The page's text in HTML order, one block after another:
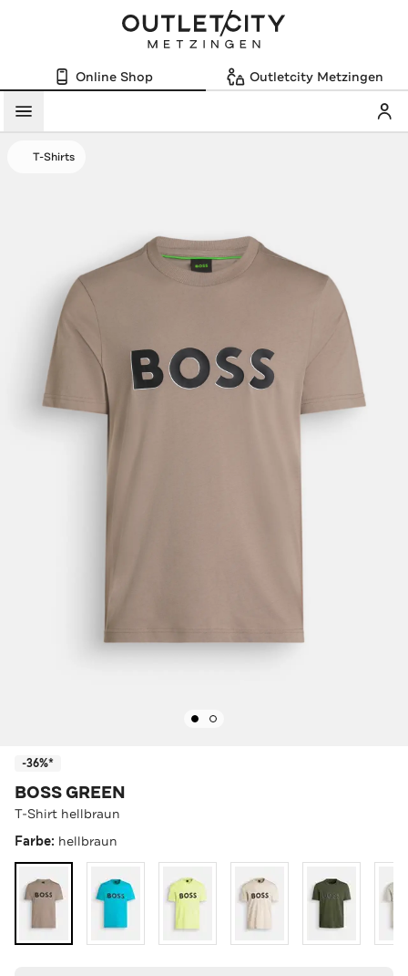
Online Shop Outletcity Metzingen
Menü
T-Shirts
-36%*
BOSS GREEN
T-Shirt hellbraun
Farbe: hellbraun